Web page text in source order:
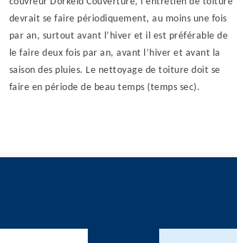
devrait se faire périodiquement, au moins une fois
par an, surtout avant l’hiver et il est préférable de
le faire deux fois par an, avant l’hiver et avant la
saison des pluies. Le nettoyage de toiture doit se
faire en période de beau temps (temps sec).